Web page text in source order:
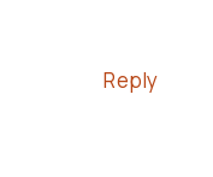
Reply